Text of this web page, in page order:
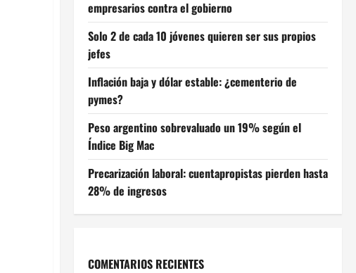
empresarios contra el gobierno
Solo 2 de cada 10 jóvenes quieren ser sus propios
jefes
Inflación baja y dólar estable: ¿cementerio de
pymes?
Peso argentino sobrevaluado un 19% según el
Índice Big Mac
Precarización laboral: cuentapropistas pierden hasta
28% de ingresos
COMENTARIOS RECIENTES